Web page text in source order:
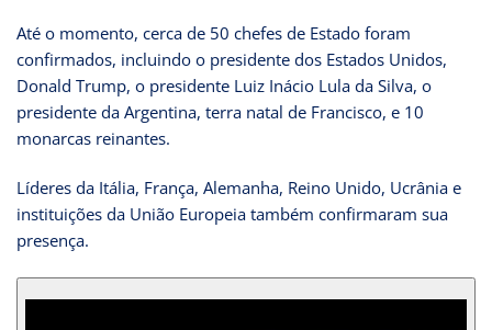
Até o momento, cerca de 50 chefes de Estado foram
confirmados, incluindo o presidente dos Estados Unidos,
Donald Trump, o presidente Luiz Inácio Lula da Silva, o
presidente da Argentina, terra natal de Francisco, e 10
monarcas reinantes.
Líderes da Itália, França, Alemanha, Reino Unido, Ucrânia e
instituições da União Europeia também confirmaram sua
presença.